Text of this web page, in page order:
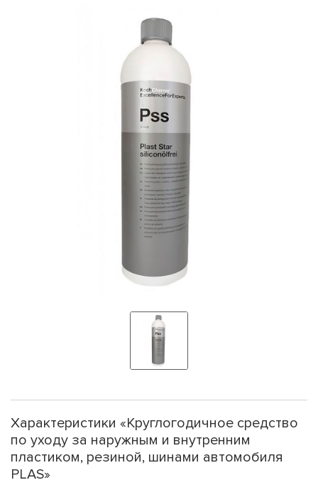
Характеристики «Круглогодичное средство
по уходу за наружным и внутренним
пластиком, резиной, шинами автомобиля
PLAS»